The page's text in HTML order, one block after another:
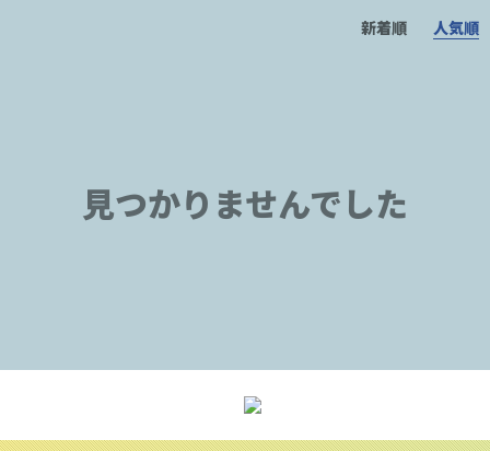
新着順 人気順
見つかりませんでした